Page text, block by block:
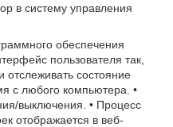
в систему управления
обеспечения
пользователя так,
отслеживать состояние
с любого компьютера. •
выключения. • Процесс
отображается в веб-